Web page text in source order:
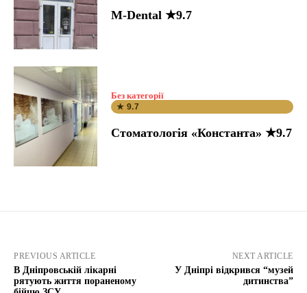
M-Dental ★9.7
Без категорії
★ 9.7
Стоматологія «Константа» ★9.7
PREVIOUS ARTICLE
В Дніпровській лікарні
рятують життя пораненому
NEXT ARTICLE
У Дніпрі відкрився “музей
дитинства”